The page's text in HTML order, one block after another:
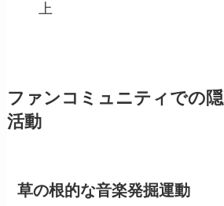
上
ファンコミュニティでの
活動
草の根的な音楽発掘運動